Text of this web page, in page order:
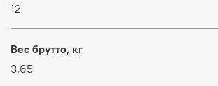
12
Вес брутто, кг
3.65